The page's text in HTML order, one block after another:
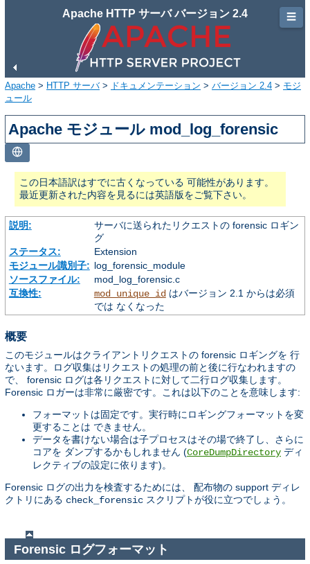
Apache HTTP サーバ バージョン 2.4
Apache > HTTP サーバ> ドキュメンテーション > バージョン 2.4 > モジ
ュール
Apache モジュール mod_log_forensic
この日本語訳はすでに古くなっている 可能性があります。
最近更新された内容を見るには英語版をご覧下さい。
説明:
サーバに送られたリクエストの forensic ロギン
グ
ステータス:
Extension
モジュール識別子: log_forensic_module
ソースファイル:
mod_log_forensic.c
互換性:
mod_unique_idはバージョン 2.1 からは必須
では なくなった
概要
このモジュールはクライアントリクエストの forensic ロギングを 行
ないます。ログ収集はリクエストの処理の前と後に行なわれますの
で、 forensic ログは各リクエストに対して二行ログ収集します。
Forensic ロガーは非常に厳密です。これは以下のことを意味します:
フォーマットは固定です。実行時にロギングフォーマットを変
更することは できません。
データを書けない場合は子プロセスはその場で終了し、さらに
コアを ダンプするかもしれません (CoreDumpDirectory ディ
レクティブの設定に依ります)。
Forensic ログの出力を検査するためには、 配布物の support ディレ
クトリにある check_forensic スクリプトが役に立つでしょう。
Forensic ログフォーマット
☰